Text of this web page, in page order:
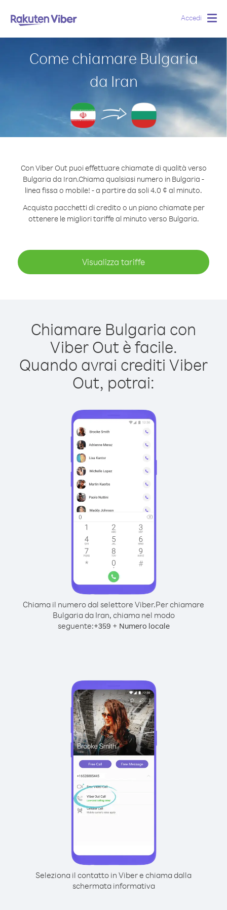
Accedi
Come chiamare Bulgaria
da Iran
Con Viber Out puoi effettuare chiamate di qualità verso
Bulgaria da Iran.Chiama qualsiasi numero in Bulgaria -
linea fissa o mobile! - a partire da soli 4.0 ¢ al minuto.
Acquista pacchetti di credito o un piano chiamate per
ottenere le migliori tariffe al minuto verso Bulgaria.
Visualizza tariffe
Chiamare Bulgaria con
Viber Out è facile.
Quando avrai crediti Viber
Out, potrai:
Chiama il numero dal selettore Viber.Per chiamare
Bulgaria da Iran, chiama nel modo
seguente:+359 + Numero locale
Seleziona il contatto in Viber e chiama dalla
schermata informativa